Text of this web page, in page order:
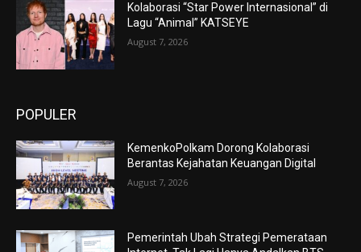
Kolaborasi “Star Power Internasional” di
Lagu “Animal” KATSEYE
August 7, 2026
POPULER
KemenkoPolkam Dorong Kolaborasi
Berantas Kejahatan Keuangan Digital
August 7, 2026
Pemerintah Ubah Strategi Pemerataan